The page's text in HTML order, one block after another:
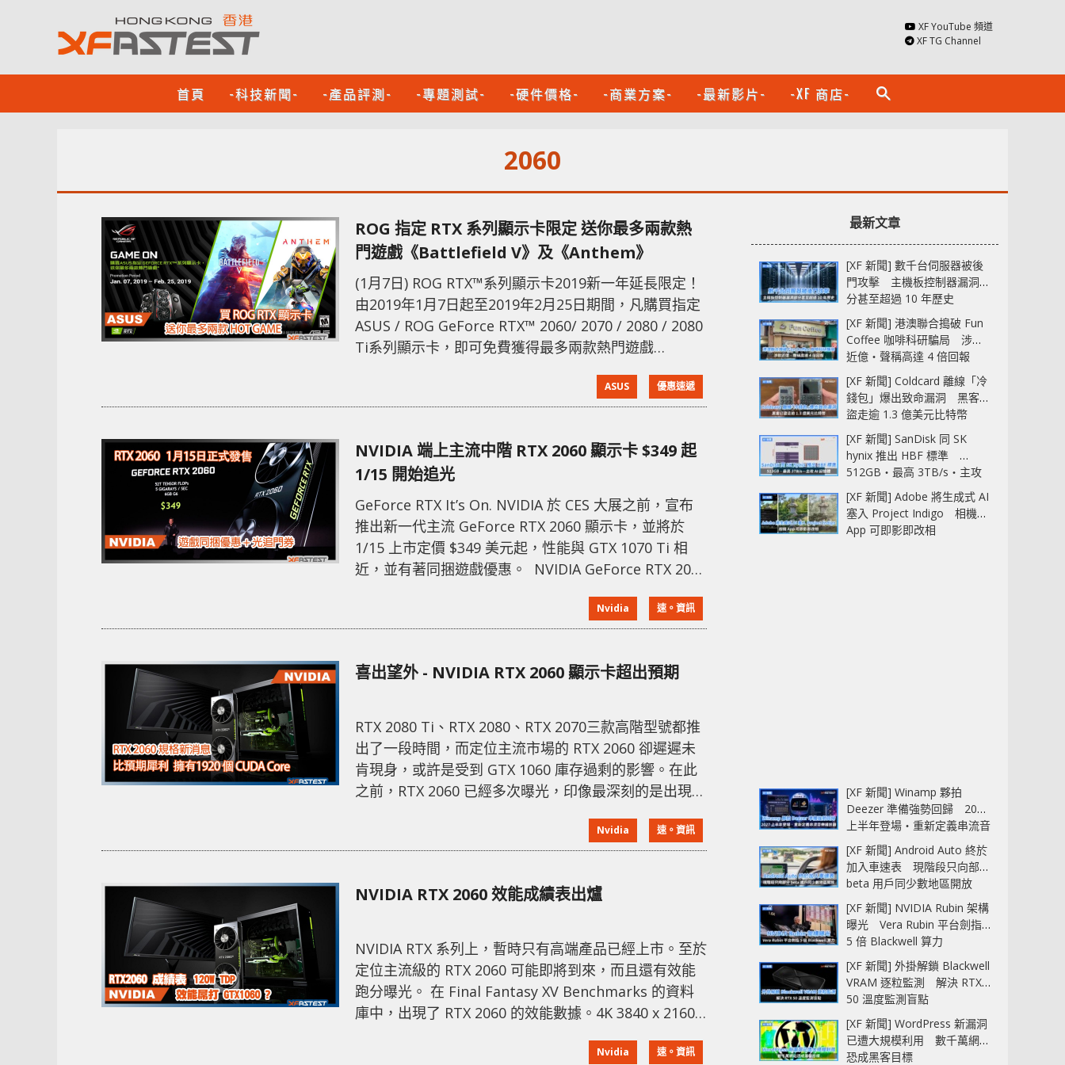
XF YouTube 頻道
XF TG Channel
首頁 -科技新聞- -產品評測- -專題測試- -硬件價格- -商業方案- -最新影片- -XF 商店- search
2060
ROG 指定 RTX 系列顯示卡限定 送你最多兩款熱
門遊戲《Battlefield V》及《Anthem》
(1月7日) ROG RTX™系列顯示卡2019新一年延長限定！
由2019年1月7日起至2019年2月25日期間，凡購買指定
ASUS / ROG GeForce RTX™ 2060/ 2070 / 2080 / 2080
Ti系列顯示卡，即可免費獲得最多兩款熱門遊戲
2080 Ti或RTX™ 2080 系列顯示卡即可同時免費獲得
ASUS 優惠速遞
NVIDIA 端上主流中階 RTX 2060 顯示卡 $349 起
1/15 開始追光
GeForce RTX It’s On. NVIDIA 於 CES 大展之前，宣布
推出新一代主流 GeForce RTX 2060 顯示卡，並將於
1/15 上市定價 $349 美元起，性能與 GTX 1070 Ti 相
近，並有著同捆遊戲優惠。 NVIDIA GeForce RTX 2060
搭配著 6GB GDDR6 記憶體。而 RTX 2060 有著在
1440p 解析度下，運行 Battlef
Nvidia 速。資訊
喜出望外 - NVIDIA RTX 2060 顯示卡超出預期
RTX 2080 Ti、RTX 2080、RTX 2070三款高階型號都推
出了一段時間，而定位主流市場的 RTX 2060 卻遲遲未
肯現身，或許是受到 GTX 1060 庫存過剩的影響。在此
之前，RTX 2060 已經多次曝光，印像最深刻的是出現在
成績，在 4K 解像度比 GTX 1060 6GB 高出足足 30 %，
同時與 GTX 1070 只有不到 6 % 的差距。 快到 2019 年
Nvidia 速。資訊
NVIDIA RTX 2060 效能成績表出爐
NVIDIA RTX 系列上，暫時只有高端產品已經上市。至於
定位主流級的 RTX 2060 可能即將到來，而且還有效能
跑分曝光。 在 Final Fantasy XV Benchmarks 的資料
庫中，出現了 RTX 2060 的效能數據。4K 3840 x 2160
稍為比 GTX 1070 低，不過卻比 GTX 1060 6GB 高出不
Nvidia 速。資訊
最新文章
[XF 新聞] 數千台伺服器被後
門攻擊 主機板控制器漏洞部
分甚至超過 10 年歷史
[XF 新聞] 港澳聯合搗破 Fun
Coffee 咖啡科研騙局 涉款
近億‧聲稱高達 4 倍回報
[XF 新聞] Coldcard 離線「冷
錢包」爆出致命漏洞 黑客已
盜走逾 1.3 億美元比特幣
[XF 新聞] SanDisk 同 SK
hynix 推出 HBF 標準
512GB‧最高 3TB/s‧主攻
AI 記憶體
[XF 新聞] Adobe 將生成式 AI
塞入 Project Indigo 相機
App 可即影即改相
[XF 新聞] Winamp 夥拍
Deezer 準備強勢回歸 2027
上半年登場‧重新定義串流音
樂播放器
[XF 新聞] Android Auto 終於
加入車速表 現階段只向部分
beta 用戶同少數地區開放
[XF 新聞] NVIDIA Rubin 架構
曝光 Vera Rubin 平台劍指
5 倍 Blackwell 算力
[XF 新聞] 外掛解鎖 Blackwell
VRAM 逐粒監測 解決 RTX
50 溫度監測盲點
[XF 新聞] WordPress 新漏洞
已遭大規模利用 數千萬網站
恐成黑客目標